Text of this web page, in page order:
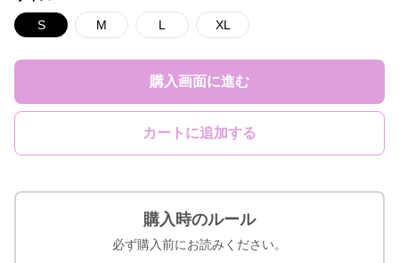
S M L XL
購入画面に進む
カートに追加する
購入時のルール
必ず購入前にお読みください。